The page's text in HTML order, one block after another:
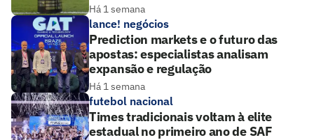
Há 1 semana
lance! negócios
Prediction markets e o futuro das
apostas: especialistas analisam
expansão e regulação
Há 1 semana
futebol nacional
Times tradicionais voltam à elite
estadual no primeiro ano de SAF